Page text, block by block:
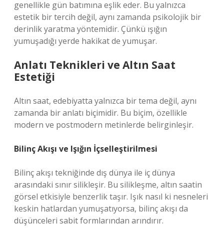
genellikle gün batımına eşlik eder. Bu yalnızca
estetik bir tercih değil, aynı zamanda psikolojik bir
derinlik yaratma yöntemidir. Çünkü ışığın
yumuşadığı yerde hakikat de yumuşar.
Anlatı Teknikleri ve Altın Saat
Estetiği
Altın saat, edebiyatta yalnızca bir tema değil, aynı
zamanda bir anlatı biçimidir. Bu biçim, özellikle
modern ve postmodern metinlerde belirginleşir.
Bilinç Akışı ve Işığın İçselleştirilmesi
Bilinç akışı tekniğinde dış dünya ile iç dünya
arasındaki sınır silikleşir. Bu silikleşme, altın saatin
görsel etkisiyle benzerlik taşır. Işık nasıl ki nesneleri
keskin hatlardan yumuşatıyorsa, bilinç akışı da
düşünceleri sabit formlarından arındırır.